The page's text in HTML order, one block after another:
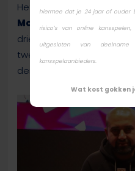
Het bord runde T 3 4
Mohamad (1e, €23.345)
drieën.
Jörg Peisert
tweede en
derde.
hiermee dat je 24 jaar of ouder
risico’s van online
uitgesloten van
kansspelaanbieders.
Wat kost gokken